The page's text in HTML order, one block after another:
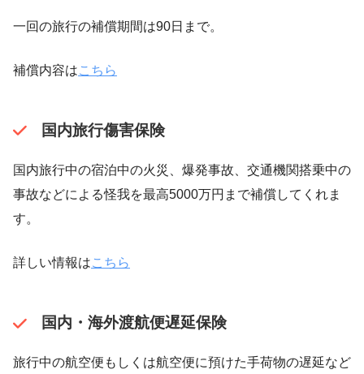
一回の旅行の補償期間は90日まで。
補償内容はこちら
国内旅行傷害保険
国内旅行中の宿泊中の火災、爆発事故、交通機関搭乗中の
事故などによる怪我を最高5000万円まで補償してくれま
す。
詳しい情報はこちら
国内・海外渡航便遅延保険
旅行中の航空便もしくは航空便に預けた手荷物の遅延など